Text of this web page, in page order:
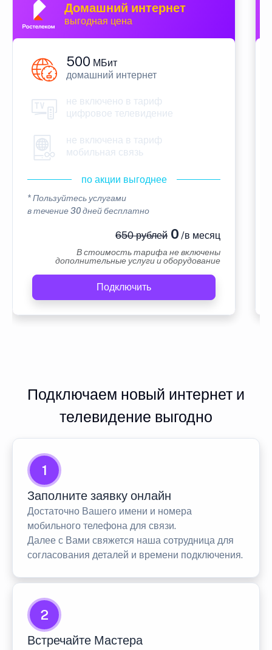
Домашний интернет
выгодная цена
500 МБит
домашний интернет
не включено в тариф
цифровое телевидение
не включена в тариф
мобильная связь
по акции выгоднее
* Пользуйтесь услугами
в течение 30 дней бесплатно
650 рублей0 /в месяц
В стоимость тарифа не включены
дополнительные услуги и оборудование
Подключить
Подключаем новый интернет и
телевидение выгодно
1
Заполните заявку онлайн
Достаточно Вашего имени и номера
мобильного телефона для связи.
Далее с Вами свяжется наша сотрудница для
согласования деталей и времени подключения.
2
Встречайте Мастера